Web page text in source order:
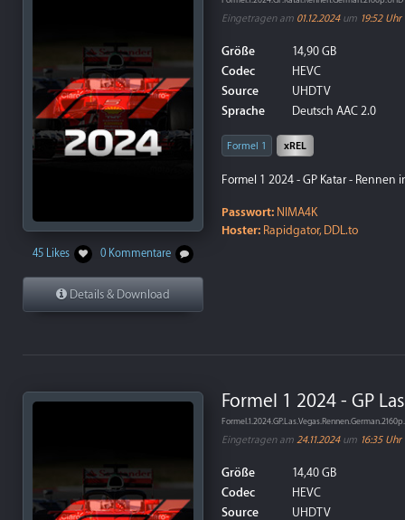
45 Likes 0 Kommentare
Details & Download
Eingetragen am 01.12.2024um 19:52 Uhr
Größe
14,90 GB
Codec
HEVC
Source
UHDTV
Sprache
Deutsch AAC 2.0
Formel 1 xREL
Formel 1 2024 - GP Katar - Rennen
Passwort: NIMA4K
Hoster: Rapidgator, DDL.to
Formel 1 2024 - GP
Eingetragen am 24.11.2024um 16:35 Uhr
Größe
14,40 GB
Codec
HEVC
Source
UHDTV